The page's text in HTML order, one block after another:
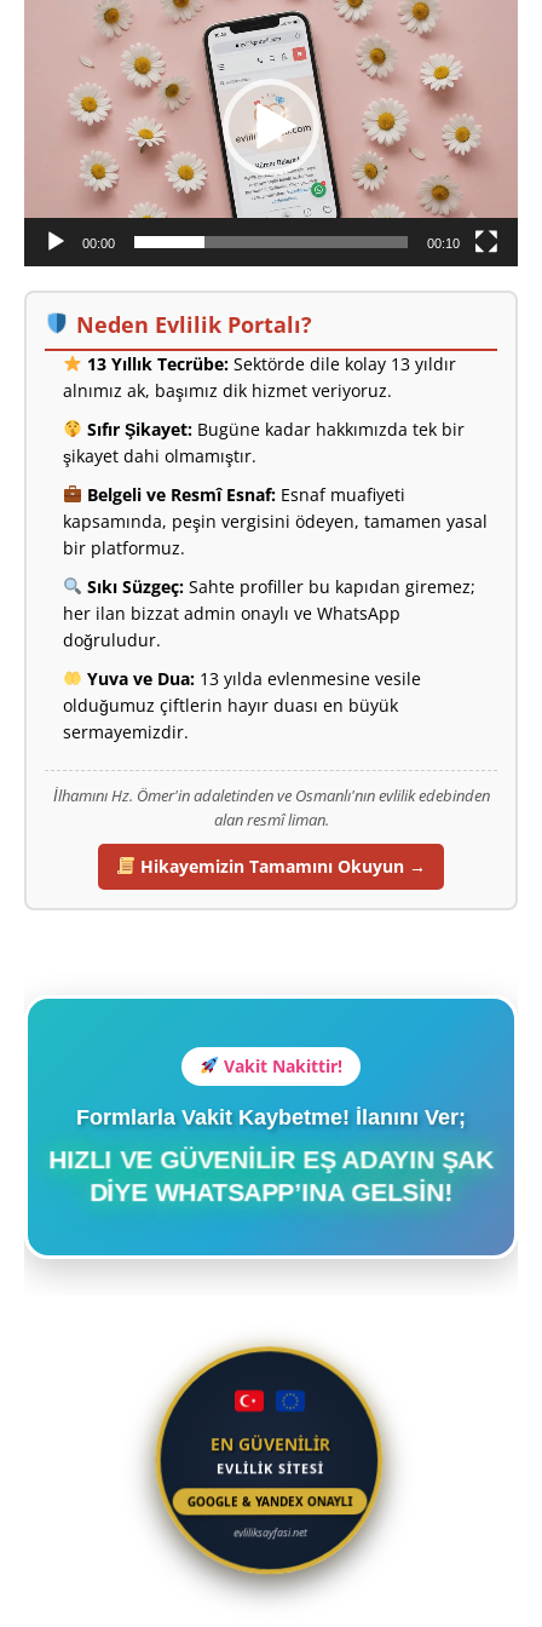
00:00 00:10
Neden Evlilik Portalı?
13 Yıllık Tecrübe:Sektörde dile kolay 13 yıldır
alnımız ak, başımız dik hizmet veriyoruz.
Sıfır Şikayet:Bugüne kadar hakkımızda tek bir
şikayet dahi olmamıştır.
Belgeli ve Resmî Esnaf:Esnaf muafiyeti
kapsamında, peşin vergisini ödeyen, tamamen yasal
bir platformuz.
Sıkı Süzgeç:Sahte profiller bu kapıdan giremez;
her ilan bizzat admin onaylı ve WhatsApp
doğruludur.
Yuva ve Dua:13 yılda evlenmesine vesile
olduğumuz çiftlerin hayır duası en büyük
sermayemizdir.
İlhamını Hz. Ömer'in adaletinden ve Osmanlı'nın evlilik edebinden
alan resmî liman.
Hikayemizin Tamamını Okuyun →
Vakit Nakittir!
Formlarla Vakit Kaybetme! İlanını Ver;
HIZLI VE GÜVENILIR EŞ ADAYIN ŞAK
DIYE WHATSAPP’INA GELSIN!
EN GÜVENİLİR
EVLİLİK SİTESİ
GOOGLE & YANDEX ONAYLI
evliliksayfasi.net